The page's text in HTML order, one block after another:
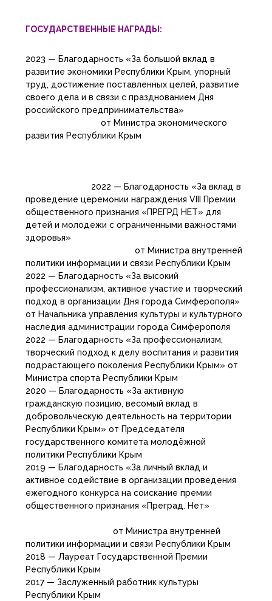
ГОСУДАРСТВЕННЫЕ НАГРАДЫ:
2023 — Благодарность «За большой вклад в
развитие экономики Республики Крым, упорный
труд, достижение поставленных целей, развитие
своего дела и в связи с празднованием Дня
российского предпринимательства»
от Министра экономического
развития Республики Крым
2022 — Благодарность «За вклад в
проведение церемонии награждения VIII Премии
общественного признания «ПРЕГРД НЕТ» для
детей и молодежи с ограниченными важностями
здоровья»
от Министра внутренней
политики информации и связи Республики Крым
2022 — Благодарность «За высокий
профессионализм, активное участие и творческий
подход в организации Дня города Симферополя»
от Начальника управления культуры и культурного
наследия администрации города Симферополя
2022 — Благодарность «За профессионализм,
творческий подход к делу воспитания и развития
подрастающего поколения Республики Крым» от
Министра спорта Республики Крым
2020 — Благодарность «За активную
гражданскую позицию, весомый вклад в
добровольческую деятельность на территории
Республики Крым» от Председателя
государственного комитета молодёжной
политики Республики Крым
2019 — Благодарность «За личный вклад и
активное содействие в организации проведения
ежегодного конкурса на соискание премии
общественного признания «Преград. Нет»
от Министра внутренней
политики информации и связи Республики Крым
2018 — Лауреат Государственной Премии
Республики Крым
2017 — Заслуженный работник культуры
Республики Крым